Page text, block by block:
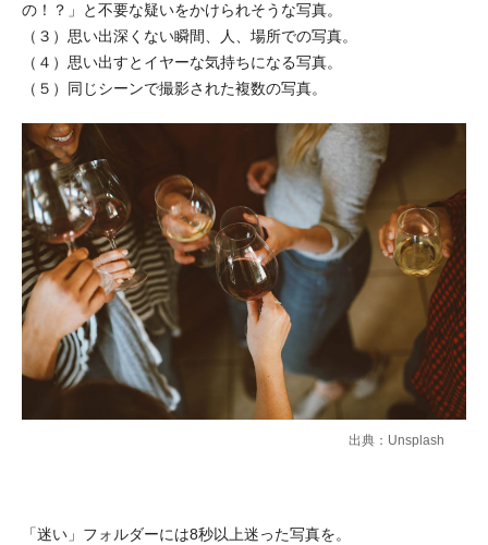
出典：Unsplash
の！？」と不要な疑いをかけられそうな写真。
（３）思い出深くない瞬間、人、場所での写真。
（４）思い出すとイヤーな気持ちになる写真。
（５）同じシーンで撮影された複数の写真。
「迷い」フォルダーには8秒以上迷った写真を。